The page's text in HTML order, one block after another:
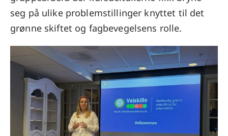
seg på ulike problemstillinger knyttet til det
grønne skiftet og fagbevegelsens rolle.